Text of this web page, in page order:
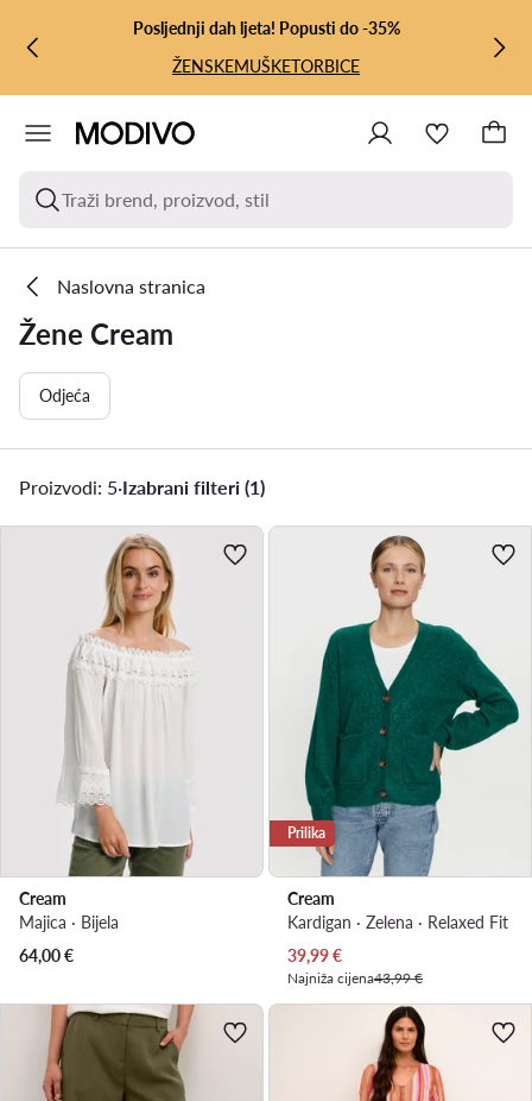
PRIJEĐI NA GLAVNI SADRŽAJ
PRIJEĐI NA PRETRAŽIVANJE
Posljednji dah ljeta! Popusti do -35%
ŽENSKEMUŠKETORBICE
Traži brend, proizvod, stil
Naslovna stranica
Žene Cream
Odjeća
Proizvodi: 5·Izabrani filteri (1)
Cream
Majica · Bijela
64,00€
Prilika
Cream
Kardigan · Zelena · Relaxed Fit
Trenutna cijena
39,99€
Najniža cijena43,99 €